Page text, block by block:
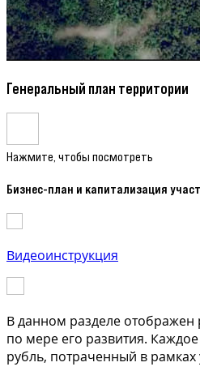
Генеральный план территории
Нажмите, чтобы посмотреть
Бизнес-план и капитализация
Видеоинструкция
В данном разделе отображен
по мере его развития.
рубль, потраченный в рамках